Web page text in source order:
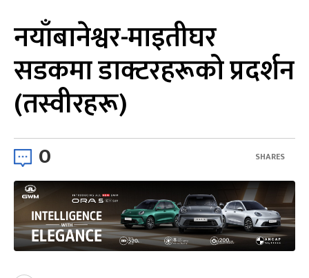
नयाँबानेश्वर-माइतीघर
सडकमा डाक्टरहरूको प्रदर्शन
(तस्वीरहरू)
0 SHARES